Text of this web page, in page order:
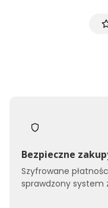
Bezpieczne
Szyfrowane
sprawdzony system